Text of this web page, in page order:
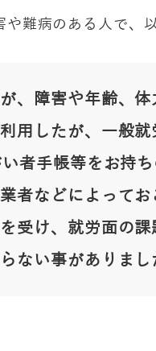
や難病のある人で、
、障害や年齢、
用したが、一般
者手帳等をお持
者などによって
受け、就労面の
ない事がありま